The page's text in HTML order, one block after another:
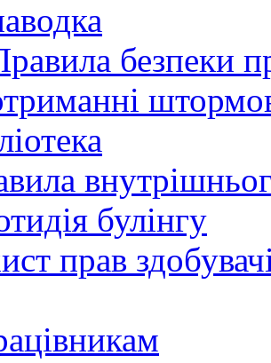
безпеки
булінгу
прав